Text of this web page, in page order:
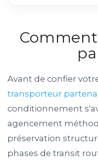
Avant de confier
transporteur
conditionnement
agencement
préservation
phases de transit